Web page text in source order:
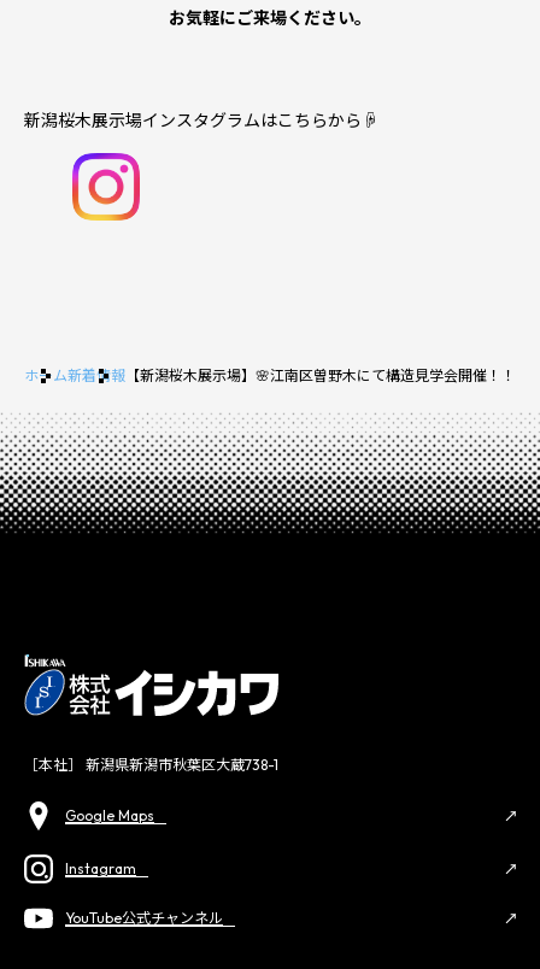
お気軽にご来場ください。
新潟桜木展示場インスタグラムはこちらから☟
ホーム新着情報 【新潟桜木展示場】🌸江南区曽野木にて構造見学会開催！！
［本社］ 新潟県新潟市秋葉区大蔵738-1
Google Maps
Instagram
YouTube公式チャンネル